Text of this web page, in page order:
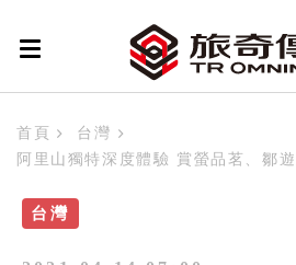
首頁
台灣
阿里山獨特深度體驗 賞螢品茗、鄒
台灣